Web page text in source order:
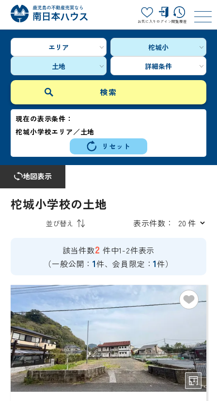
お気に入り ログイン閲覧履歴
エリア
柁城小
土地
詳細条件
現在の表示条件：
柁城小学校エリア／土地
リセット
地図表示
柁城小学校の土地
表示件数：
該当件数2 件中1-2件表示
（一般公開： 1件、会員限定：1件）